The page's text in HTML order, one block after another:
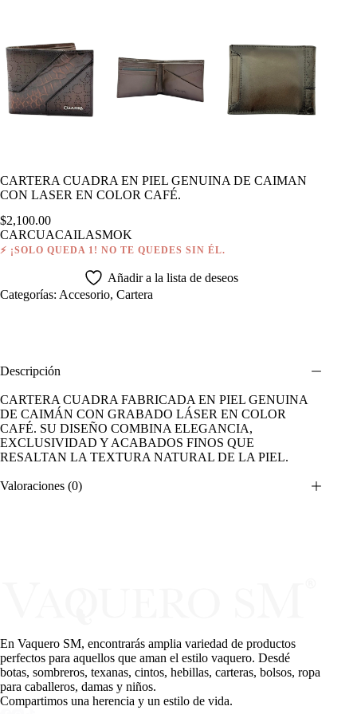
CARTERA CUADRA EN PIEL GENUINA DE CAIMAN
CON LASER EN COLOR CAFÉ.
$2,100.00
CARCUACAILASMOK
⚡ ¡SOLO QUEDA 1! NO TE QUEDES SIN ÉL.
Añadir a la lista de deseos
Categorías: Accesorio, Cartera
Descripción
CARTERA CUADRA FABRICADA EN PIEL GENUINA
DE CAIMÁN CON GRABADO LÁSER EN COLOR
CAFÉ. SU DISEÑO COMBINA ELEGANCIA,
EXCLUSIVIDAD Y ACABADOS FINOS QUE
RESALTAN LA TEXTURA NATURAL DE LA PIEL.
Valoraciones (0)
En Vaquero SM, encontrarás amplia variedad de productos
perfectos para aquellos que aman el estilo vaquero. Desdé
botas, sombreros, texanas, cintos, hebillas, carteras, bolsos, ropa
para caballeros, damas y niños.
Compartimos una herencia y un estilo de vida.